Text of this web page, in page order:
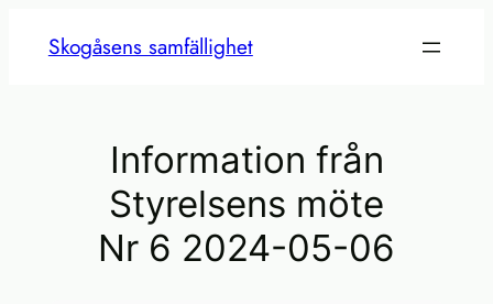
Skogåsens samfällighet
Information från
Styrelsens möte
Nr 6 2024-05-06